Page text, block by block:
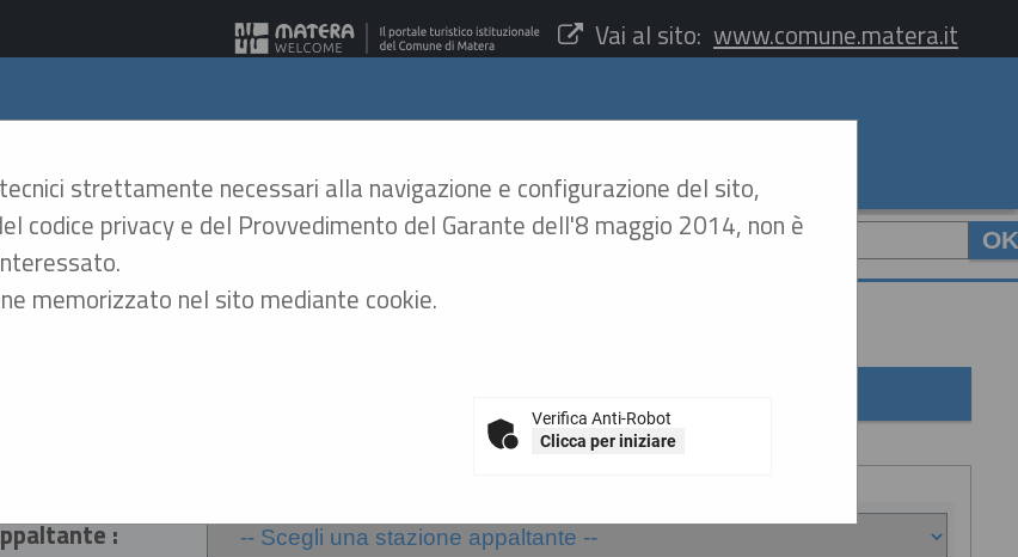
Vai al sito: www.comune.matera.it
- Gare Telematiche
CERCA :
GRAFICATESTO ALTO CONTRASTO
a contrarre o atto equivalente
strettamente necessari alla navigazione e configurazione del sito,
codice privacy e del Provvedimento del Garante dell'8 maggio 2014, non è
memorizzato nel sito mediante cookie.
Verifica Anti-Robot
Clicca per iniziare
: